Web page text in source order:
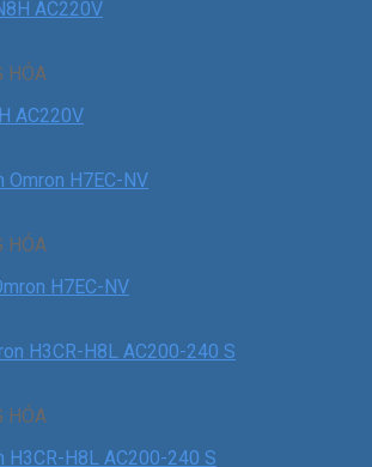
HÓA
AC220V
HÓA
H7EC-NV
HÓA
H3CR-H8L AC200-240 S